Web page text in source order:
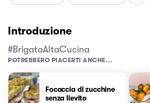
Introduzione
#BrigataAltaCucina
POTREBBERO PIACERTI ANCHE...
Focaccia di zucchine
senza lievito